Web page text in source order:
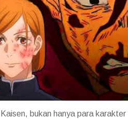
bukan hanya para